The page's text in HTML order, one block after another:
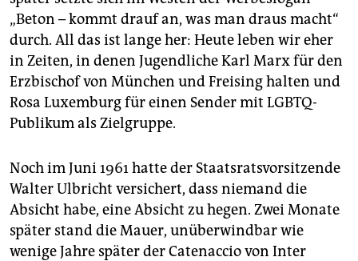
genossenschaft
epaper login
„Beton – kommt drauf an, was man draus macht“
durch. All das ist lange her: Heute leben wir eher
in Zeiten, in denen Jugendliche Karl Marx für den
Erzbischof von München und Freising halten und
Rosa Luxemburg für einen Sender mit LGBTQ-
Publikum als Zielgruppe.
Noch im Juni 1961 hatte der Staatsratsvorsitzende
Walter Ulbricht versichert, dass niemand die
Absicht habe, eine Absicht zu hegen. Zwei Monate
später stand die Mauer, unüberwindbar wie
wenige Jahre später der Catenaccio von Inter